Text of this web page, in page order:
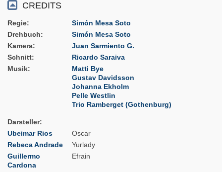
CREDITS
Regie
Simón Mesa Soto
Drehbuch
Simón Mesa Soto
Kamera
Juan Sarmiento G.
Schnitt
Ricardo Saraiva
Musik
Matti Bye
Gustav Davidsson
Johanna Ekholm
Pelle Westlin
Trio Ramberget (Gothenburg)
Darsteller
Ubeimar Rios
Oscar
Rebeca Andrade
Yurlady
Guillermo
Cardona
Efrain